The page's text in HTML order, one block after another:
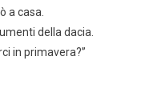
a casa.
della dacia.
in primavera?”